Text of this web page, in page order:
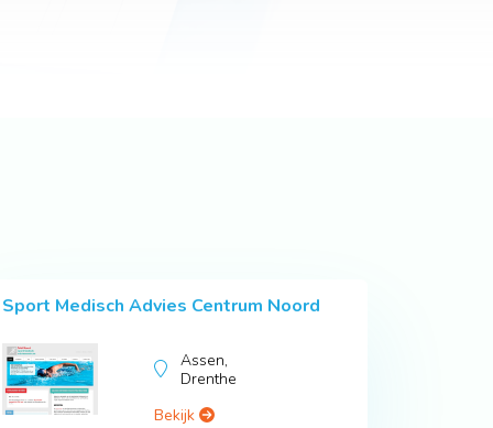
Sport Medisch Advies Centrum Noord
Assen,
Drenthe
Bekijk